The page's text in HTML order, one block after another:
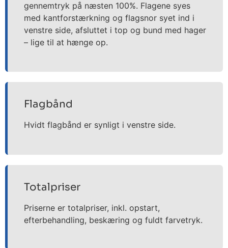
gennemtryk på næsten 100%. Flagene syes
med kantforstærkning og flagsnor syet ind i
venstre side, afsluttet i top og bund med hager
– lige til at hænge op.
Flagbånd
Hvidt flagbånd er synligt i venstre side.
Totalpriser
Priserne er totalpriser, inkl. opstart,
efterbehandling, beskæring og fuldt farvetryk.